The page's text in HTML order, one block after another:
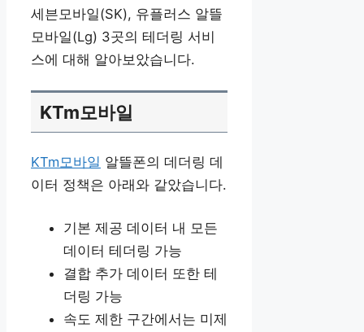
세븐모바일(SK), 유플러스 알뜰
모바일(Lg) 3곳의 테더링 서비
스에 대해 알아보았습니다.
KTm모바일
KTm모바일 알뜰폰의 데더링 데
이터 정책은 아래와 같았습니다.
기본 제공 데이터 내 모든
데이터 테더링 가능
결합 추가 데이터 또한 테
더링 가능
속도 제한 구간에서는 미제